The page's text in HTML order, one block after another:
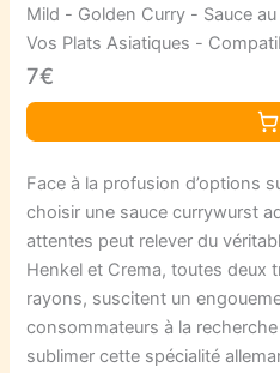
Mild - Golden Curry - Sauce
Vos Plats Asiatiques -
7€
Face à la profusion d’options
choisir une sauce currywurst
attentes peut relever du
Henkel et Crema, toutes deux
rayons, suscitent un
consommateurs à la
sublimer cette spécialité